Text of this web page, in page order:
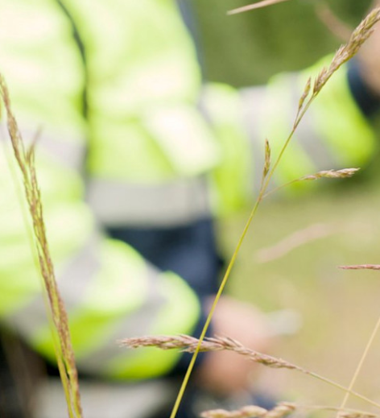
kjøper NTE Elektro.
Resultatet etter skatt ble 283 millioner kroner,
på Mosjøen. Avtalen øker prissikringsgraden ved
og styrker selskapets evne til å levere forutsigbar kraft til